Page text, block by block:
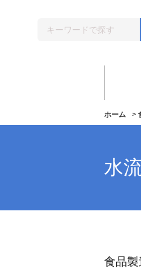
ホーム >
水
食品製